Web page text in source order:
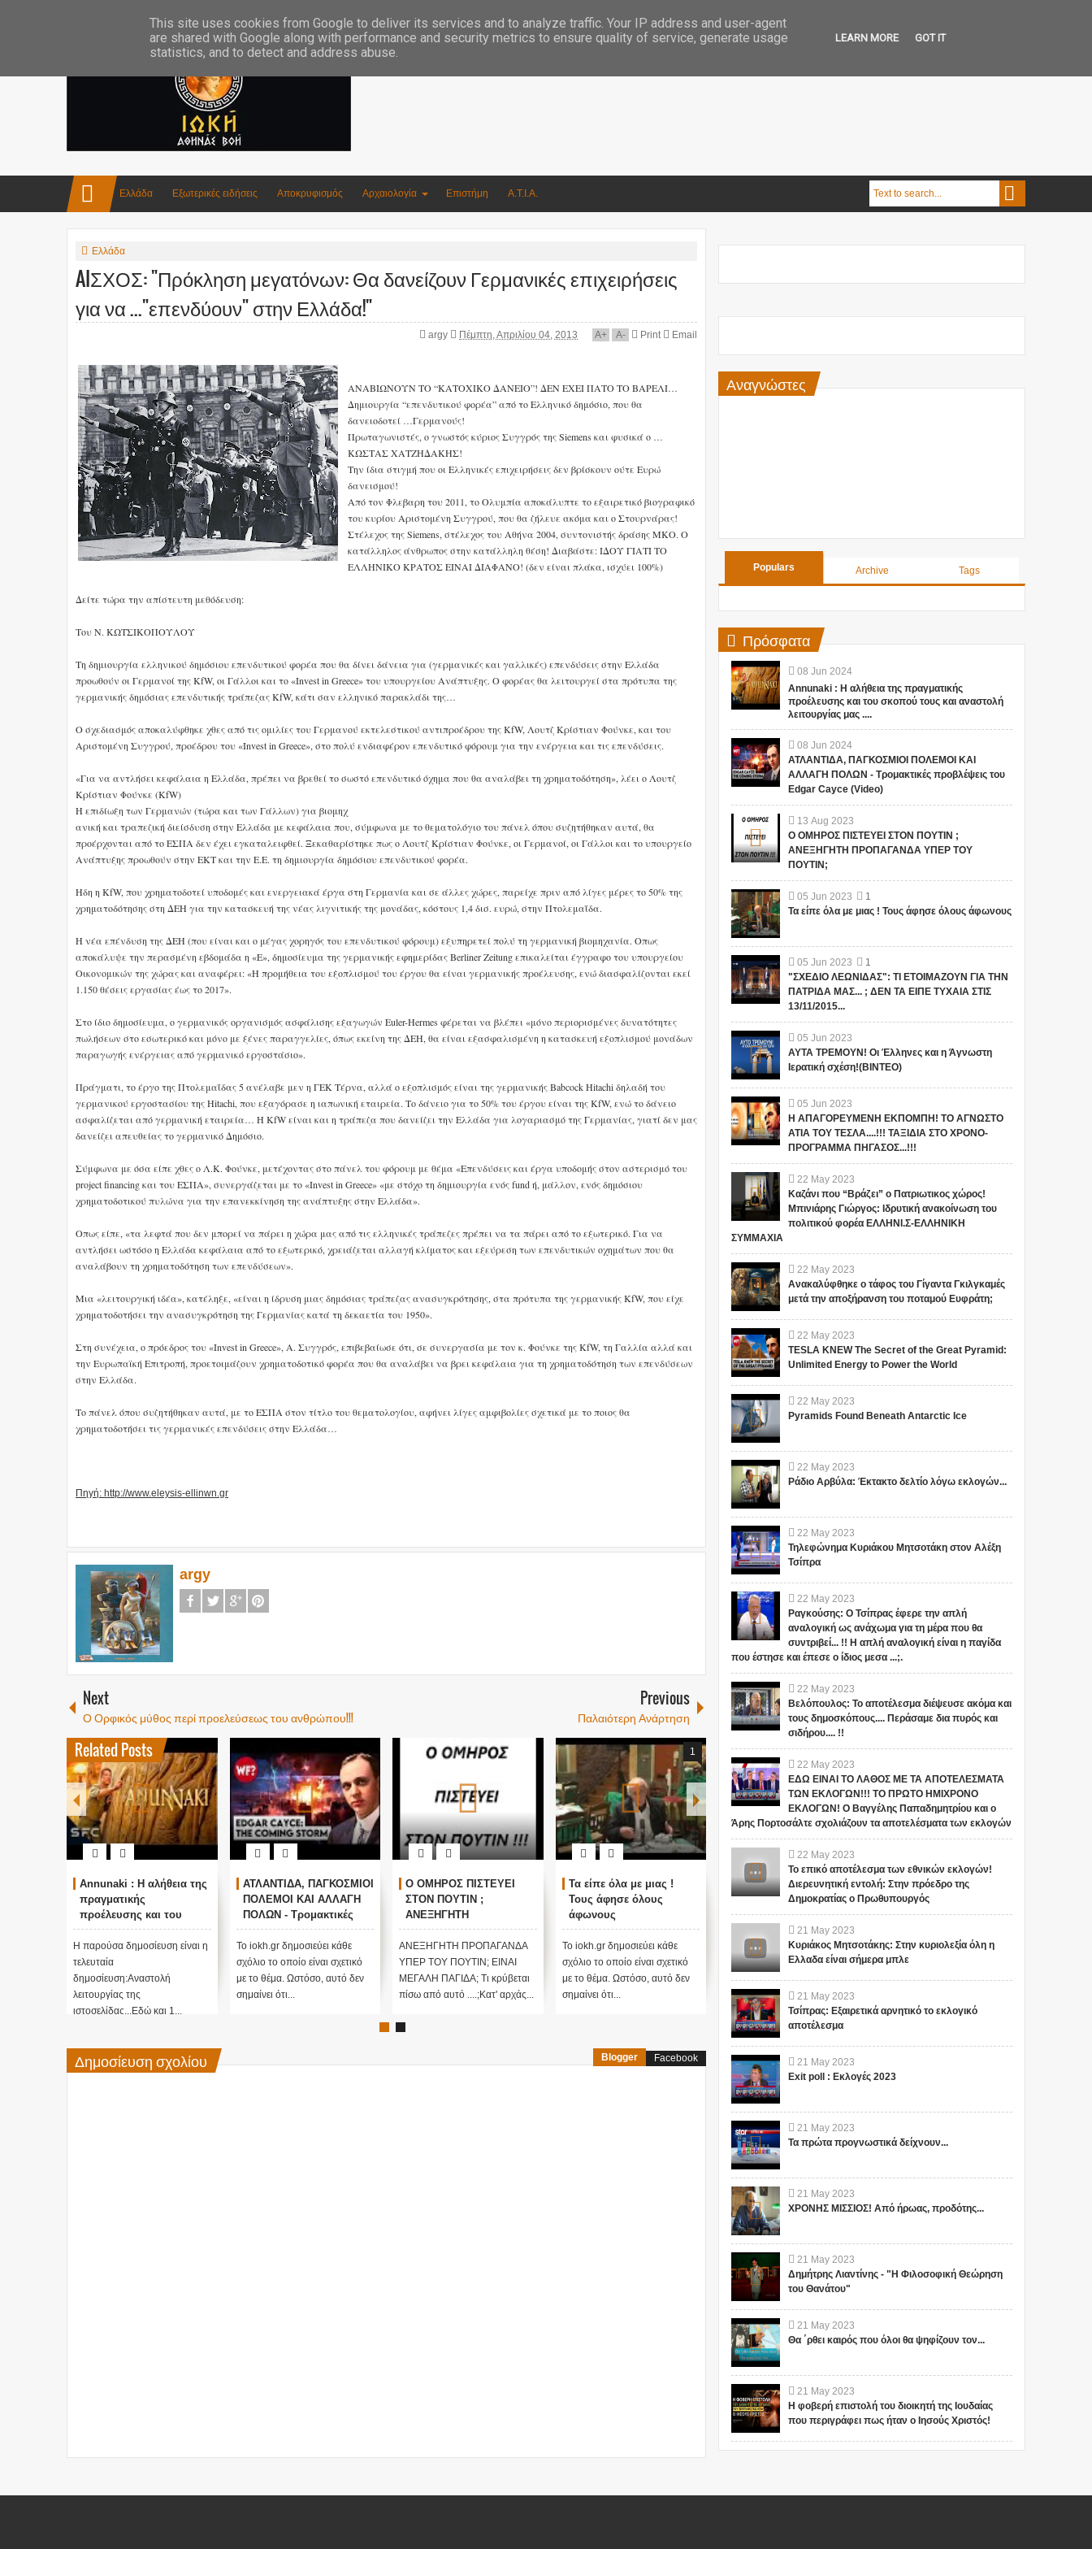
Ελλάδα Εξωτερικές ειδήσεις Αποκρυφισμός Αρχαιολογία Επιστήμη Α.Τ.Ι.Α.
Ελλάδα
AIΣΧΟΣ: "Πρόκληση μεγατόνων: Θα δανείζουν Γερμανικές επιχειρήσεις
για να ..."επενδύουν" στην Ελλάδα!"
argy Πέμπτη, Απριλίου 04, 2013 A+ A- Print Email
ΑΝΑΒΙΩΝΟΥΝ ΤΟ “ΚΑΤΟΧΙΚΟ ΔΑΝΕΙΟ”! ΔΕΝ ΕΧΕΙ ΠΑΤΟ ΤΟ ΒΑΡΕΛΙ…
Δημιουργία “επενδυτικού φορέα” από το Ελληνικό δημόσιο, που θα
δανειοδοτεί …Γερμανούς!
Πρωταγωνιστές, ο γνωστός κύριος Συγγρός της Siemens και φυσικά ο …
ΚΩΣΤΑΣ ΧΑΤΖΗΔΑΚΗΣ!
Την ίδια στιγμή που οι Ελληνικές επιχειρήσεις δεν βρίσκουν ούτε Ευρώ
δανεισμού!
Από τον Φλεβαρη του 2011, το Ολυμπία αποκάλυπτε το εξαιρετικό βιογραφικό
του κυρίου Αριστομένη Συγγρού, που θα ζήλευε ακόμα και ο Στουρνάρας!
Στέλεχος της Siemens, στέλεχος του Αθήνα 2004, συντονιστής δράσης ΜΚΟ. Ο
κατάλληλος άνθρωπος στην κατάλληλη θέση! Διαβάστε: ΙΔΟΥ ΓΙΑΤΙ ΤΟ
ΕΛΛΗΝΙΚΟ ΚΡΑΤΟΣ ΕΙΝΑΙ ΔΙΑΦΑΝΟ! (δεν είναι πλάκα, ισχύει 100%)
Δείτε τώρα την απίστευτη μεθόδευση:
Του Ν. ΚΩΤΣΙΚΟΠΟΥΛΟΥ
Τη δημιουργία ελληνικού δημόσιου επενδυτικού φορέα που θα δίνει δάνεια για (γερμανικές και γαλλικές) επενδύσεις στην Ελλάδα
προωθούν οι Γερμανοί της KfW, οι Γάλλοι και το «Invest in Greece» του υπουργείου Ανάπτυξης. Ο φορέας θα λειτουργεί στα πρότυπα της
γερμανικής δημόσιας επενδυτικής τράπεζας KfW, κάτι σαν ελληνικό παρακλάδι της…
Ο σχεδιασμός αποκαλύφθηκε χθες από τις ομιλίες του Γερμανού εκτελεστικού αντιπροέδρου της KfW, Λουτζ Κρίστιαν Φούνκε, και του
Αριστομένη Συγγρού, προέδρου του «Invest in Greece», στο πολύ ενδιαφέρον επενδυτικό φόρουμ για την ενέργεια και τις επενδύσεις.
«Για να αντλήσει κεφάλαια η Ελλάδα, πρέπει να βρεθεί το σωστό επενδυτικό όχημα που θα αναλάβει τη χρηματοδότηση», λέει ο Λουτζ
Κρίστιαν Φούνκε (KfW)
Η επιδίωξη των Γερμανών (τώρα και των Γάλλων) για βιομηχ
ανική και τραπεζική διείσδυση στην Ελλάδα με κεφάλαια που, σύμφωνα με το θεματολόγιο του πάνελ όπου συζητήθηκαν αυτά, θα
προέρχονται από το ΕΣΠΑ δεν έχει εγκαταλειφθεί. Ξεκαθαρίστηκε πως ο Λουτζ Κρίστιαν Φούνκε, οι Γερμανοί, οι Γάλλοι και το υπουργείο
Ανάπτυξης προωθούν στην ΕΚΤ και την Ε.Ε. τη δημιουργία δημόσιου επενδυτικού φορέα.
Ηδη η KfW, που χρηματοδοτεί υποδομές και ενεργειακά έργα στη Γερμανία και σε άλλες χώρες, παρείχε πριν από λίγες μέρες το 50% της
χρηματοδότησης στη ΔΕΗ για την κατασκευή της νέας λιγνιτικής της μονάδας, κόστους 1,4 δισ. ευρώ, στην Πτολεμαΐδα.
Η νέα επένδυση της ΔΕΗ (που είναι και ο μέγας χορηγός του επενδυτικού φόρουμ) εξυπηρετεί πολύ τη γερμανική βιομηχανία. Οπως
αποκάλυψε την περασμένη εβδομάδα η «Ε», δημοσίευμα της γερμανικής εφημερίδας Berliner Zeitung επικαλείται έγγραφο του υπουργείου
Οικονομικών της χώρας και αναφέρει: «Η προμήθεια του εξοπλισμού του έργου θα είναι γερμανικής προέλευσης, ενώ διασφαλίζονται εκεί
1.150 θέσεις εργασίας έως το 2017».
Στο ίδιο δημοσίευμα, ο γερμανικός οργανισμός ασφάλισης εξαγωγών Euler-Hermes φέρεται να βλέπει «μόνο περιορισμένες δυνατότητες
πωλήσεων στο εσωτερικό και μόνο με ξένες παραγγελίες, όπως εκείνη της ΔΕΗ, θα είναι εξασφαλισμένη η κατασκευή εξοπλισμού μονάδων
παραγωγής ενέργειας από γερμανικό εργοστάσιο».
Πράγματι, το έργο της Πτολεμαΐδας 5 ανέλαβε μεν η ΓΕΚ Τέρνα, αλλά ο εξοπλισμός είναι της γερμανικής Babcock Hitachi δηλαδή του
γερμανικού εργοστασίου της Hitachi, που εξαγόρασε η ιαπωνική εταιρεία. Το δάνειο για το 50% του έργου είναι της KfW, ενώ το δάνειο
ασφαλίζεται από γερμανική εταιρεία… Η KfW είναι και η τράπεζα που δανείζει την Ελλάδα για λογαριασμό της Γερμανίας, γιατί δεν μας
δανείζει απευθείας το γερμανικό Δημόσιο.
Σύμφωνα με όσα είπε χθες ο Λ.Κ. Φούνκε, μετέχοντας στο πάνελ του φόρουμ με θέμα «Επενδύσεις και έργα υποδομής στον αστερισμό του
project financing και του ΕΣΠΑ», συνεργάζεται με το «Invest in Greece» «με στόχο τη δημιουργία ενός fund ή, μάλλον, ενός δημόσιου
χρηματοδοτικού πυλώνα για την επανεκκίνηση της ανάπτυξης στην Ελλάδα».
Οπως είπε, «τα λεφτά που δεν μπορεί να πάρει η χώρα μας από τις ελληνικές τράπεζες πρέπει να τα πάρει από το εξωτερικό. Για να
αντλήσει ωστόσο η Ελλάδα κεφάλαια από το εξωτερικό, χρειάζεται αλλαγή κλίματος και εξεύρεση των επενδυτικών οχημάτων που θα
αναλάβουν τη χρηματοδότηση των επενδύσεων».
Μια «λειτουργική ιδέα», κατέληξε, «είναι η ίδρυση μιας δημόσιας τράπεζας ανασυγκρότησης, στα πρότυπα της γερμανικής KfW, που είχε
χρηματοδοτήσει την ανασυγκρότηση της Γερμανίας κατά τη δεκαετία του 1950».
Στη συνέχεια, ο πρόεδρος του «Invest in Greece», Α. Συγγρός, επιβεβαίωσε ότι, σε συνεργασία με τον κ. Φούνκε της KfW, τη Γαλλία αλλά και
την Ευρωπαϊκή Επιτροπή, προετοιμάζουν χρηματοδοτικό φορέα που θα αναλάβει να βρει κεφάλαια για τη χρηματοδότηση των επενδύσεων
στην Ελλάδα.
Το πάνελ όπου συζητήθηκαν αυτά, με το ΕΣΠΑ στον τίτλο του θεματολογίου, αφήνει λίγες αμφιβολίες σχετικά με το ποιος θα
χρηματοδοτήσει τις γερμανικές επενδύσεις στην Ελλάδα…
Πηγή: http://www.eleysis-ellinwn.gr
argy
Next
Ο Ορφικός μύθος περί προελεύσεως του ανθρώπου!!!
Previous
Παλαιότερη Ανάρτηση
Related Posts
Annunaki : Η αλήθεια της
πραγματικής
προέλευσης και του
σκοπού τους και
αναστολή λειτουργίας
μας ....
Η παρούσα δημοσίευση είναι η
τελευταία
δημοσίευση:Αναστολή
λειτουργίας της
ιστοσελίδας...Εδώ και 1...
ΑΤΛΑΝΤΙΔΑ, ΠΑΓΚΟΣΜΙΟΙ
ΠΟΛΕΜΟΙ ΚΑΙ ΑΛΛΑΓΗ
ΠΟΛΩΝ - Τρομακτικές
προβλέψεις του Edgar
Cayce (Video)
Το iokh.gr δημοσιεύει κάθε
σχόλιο το οποίο είναι σχετικό
με το θέμα. Ωστόσο, αυτό δεν
σημαίνει ότι...
Ο ΟΜΗΡΟΣ ΠΙΣΤΕΥΕΙ
ΣΤΟΝ ΠΟΥΤΙΝ ;
ΑΝΕΞΗΓΗΤΗ
ΠΡΟΠΑΓΑΝΔΑ ΥΠΕΡ ΤΟΥ
ΠΟΥΤΙΝ;
ΑΝΕΞΗΓΗΤΗ ΠΡΟΠΑΓΑΝΔΑ
ΥΠΕΡ ΤΟΥ ΠΟΥΤΙΝ; ΕΙΝΑΙ
ΜΕΓΑΛΗ ΠΑΓΙΔΑ; Τι κρύβεται
πίσω από αυτό ....;Κατ' αρχάς...
1
Τα είπε όλα με μιας !
Τους άφησε όλους
άφωνους
Το iokh.gr δημοσιεύει κάθε
σχόλιο το οποίο είναι σχετικό
με το θέμα. Ωστόσο, αυτό δεν
σημαίνει ότι...
1
"ΣΧΕΔΙΟ ΛΕΩΝΙΔΑΣ": ΤΙ
ΕΤΟΙΜΑΖΟΥΝ ΓΙΑ ΤΗΝ
ΠΑΤΡΙΔΑ ΜΑΣ... ; ΔΕΝ ΤΑ
ΕΙΠΕ ΤΥΧΑΙΑ ΣΤΙΣ
13/11/2015...
Το iokh.gr δημοσιεύει κάθε
σχόλιο το οποίο είναι σχετικό
με το θέμα. Ωστόσο, αυτό δεν
σημαίνει ότι...
ΑΥΤΑ ΤΡΕΜΟΥΝ! Οι
Έλληνες και η Άγνωστη
Ιερατική σχέση!(ΒΙΝΤΕΟ)
Το iokh.gr δημοσιεύει κάθε
σχόλιο το οποίο είναι σχετικό
με το θέμα. Ωστόσο, αυτό δεν
Δημοσίευση σχολίου Blogger Facebook
Αναγνώστες
Populars Archive Tags
Πρόσφατα
08 Jun 2024
Annunaki : Η αλήθεια της πραγματικής
προέλευσης και του σκοπού τους και αναστολή
λειτουργίας μας ....
08 Jun 2024
ΑΤΛΑΝΤΙΔΑ, ΠΑΓΚΟΣΜΙΟΙ ΠΟΛΕΜΟΙ ΚΑΙ
ΑΛΛΑΓΗ ΠΟΛΩΝ - Τρομακτικές προβλέψεις του
Edgar Cayce (Video)
13 Aug 2023
Ο ΟΜΗΡΟΣ ΠΙΣΤΕΥΕΙ ΣΤΟΝ ΠΟΥΤΙΝ ;
ΑΝΕΞΗΓΗΤΗ ΠΡΟΠΑΓΑΝΔΑ ΥΠΕΡ ΤΟΥ
ΠΟΥΤΙΝ;
05 Jun 2023
1
Τα είπε όλα με μιας ! Τους άφησε όλους άφωνους
05 Jun 2023
1
"ΣΧΕΔΙΟ ΛΕΩΝΙΔΑΣ": ΤΙ ΕΤΟΙΜΑΖΟΥΝ ΓΙΑ ΤΗΝ
ΠΑΤΡΙΔΑ ΜΑΣ... ; ΔΕΝ ΤΑ ΕΙΠΕ ΤΥΧΑΙΑ ΣΤΙΣ
13/11/2015...
05 Jun 2023
ΑΥΤΑ ΤΡΕΜΟΥΝ! Οι Έλληνες και η Άγνωστη
Ιερατική σχέση!(ΒΙΝΤΕΟ)
05 Jun 2023
Η ΑΠΑΓΟΡΕΥΜΕΝΗ ΕΚΠΟΜΠΗ! ΤΟ ΑΓΝΩΣΤΟ
ΑΤΙΑ ΤΟΥ ΤΕΣΛΑ....!!! ΤΑΞΙΔΙΑ ΣΤΟ ΧΡΟΝΟ-
ΠΡΟΓΡΑΜΜΑ ΠΗΓΑΣΟΣ...!!!
22 May 2023
Καζάνι που “Βράζει” ο Πατριωτικος χώρος!
Μπινιάρης Γιώργος: Ιδρυτική ανακοίνωση του
πολιτικού φορέα ΕΛΛΗΝΙ.Σ-ΕΛΛΗΝΙΚΗ
ΣΥΜΜΑΧΙΑ
22 May 2023
Ανακαλύφθηκε ο τάφος του Γίγαντα Γκιλγκαμές
μετά την αποξήρανση του ποταμού Ευφράτη;
22 May 2023
TESLA KNEW The Secret of the Great Pyramid:
Unlimited Energy to Power the World
22 May 2023
Pyramids Found Beneath Antarctic Ice
22 May 2023
Ράδιο Αρβύλα: Έκτακτο δελτίο λόγω εκλογών...
22 May 2023
Τηλεφώνημα Κυριάκου Μητσοτάκη στον Αλέξη
Τσίπρα
22 May 2023
Ραγκούσης: Ο Τσίπρας έφερε την απλή
αναλογική ως ανάχωμα για τη μέρα που θα
συντριβεί... !! Η απλή αναλογική είναι η παγίδα
που έστησε και έπεσε ο ίδιος μεσα ...;.
22 May 2023
Βελόπουλος: Το αποτέλεσμα διέψευσε ακόμα και
τους δημοσκόπους.... Περάσαμε δια πυρός και
σιδήρου.... !!
22 May 2023
ΕΔΩ ΕΙΝΑΙ ΤΟ ΛΑΘΟΣ ΜΕ ΤΑ ΑΠΟΤΕΛΕΣΜΑΤΑ
ΤΩΝ ΕΚΛΟΓΩΝ!!! ΤΟ ΠΡΩΤΟ ΗΜΙΧΡΟΝΟ
ΕΚΛΟΓΩΝ! Ο Βαγγέλης Παπαδημητρίου και ο
Άρης Πορτοσάλτε σχολιάζουν τα αποτελέσματα των εκλογών
22 May 2023
Το επικό αποτέλεσμα των εθνικών εκλογών!
Διερευνητική εντολή: Στην πρόεδρο της
Δημοκρατίας ο Πρωθυπουργός
21 May 2023
Κυριάκος Μητσοτάκης: Στην κυριολεξία όλη η
Ελλαδα είναι σήμερα μπλε
21 May 2023
Τσίπρας: Εξαιρετικά αρνητικό το εκλογικό
αποτέλεσμα
21 May 2023
Exit poll : Εκλογές 2023
21 May 2023
Τα πρώτα προγνωστικά δείχνουν...
21 May 2023
ΧΡΟΝΗΣ ΜΙΣΣΙΟΣ! Από ήρωας, προδότης...
21 May 2023
Δημήτρης Λιαντίνης - "Η Φιλοσοφική Θεώρηση
του Θανάτου"
21 May 2023
Θα ΄ρθει καιρός που όλοι θα ψηφίζουν τον...
21 May 2023
Η φοβερή επιστολή του διοικητή της Ιουδαίας
που περιγράφει πως ήταν ο Ιησούς Χριστός!
This site uses cookies from Google to deliver its services and to analyze traffic. Your IP address and user-agent
are shared with Google along with performance and security metrics to ensure quality of service, generate usage
statistics, and to detect and address abuse.
LEARN MORE GOT IT